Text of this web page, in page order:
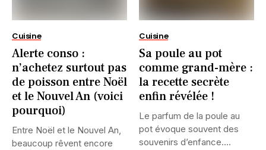
Cuisine
Alerte conso :
n’achetez surtout pas
de poisson entre Noël
et le Nouvel An (voici
pourquoi)
Entre Noël et le Nouvel An,
beaucoup rêvent encore
Cuisine
Sa poule au pot
comme grand-mère :
la recette secrète
enfin révélée !
Le parfum de la poule au
pot évoque souvent des
souvenirs d’enfance....